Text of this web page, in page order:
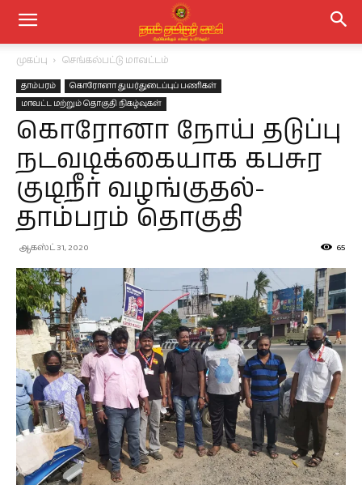
முகப்பு செங்கல்பட்டு மாவட்டம்
தாம்பரம்
கொரோனா துயர்துடைப்புப் பணிகள்
மாவட்ட மற்றும் தொகுதி நிகழ்வுகள்
கொரோனா நோய் தடுப்பு
நடவடிக்கையாக கபசுர
குடிநீர் வழங்குதல்-
தாம்பரம் தொகுதி
ஆகஸ்ட் 31, 2020 65